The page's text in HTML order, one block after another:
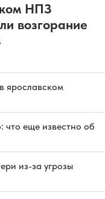
НПЗ
возгорание
ярославском
что еще известно об
из-за угрозы